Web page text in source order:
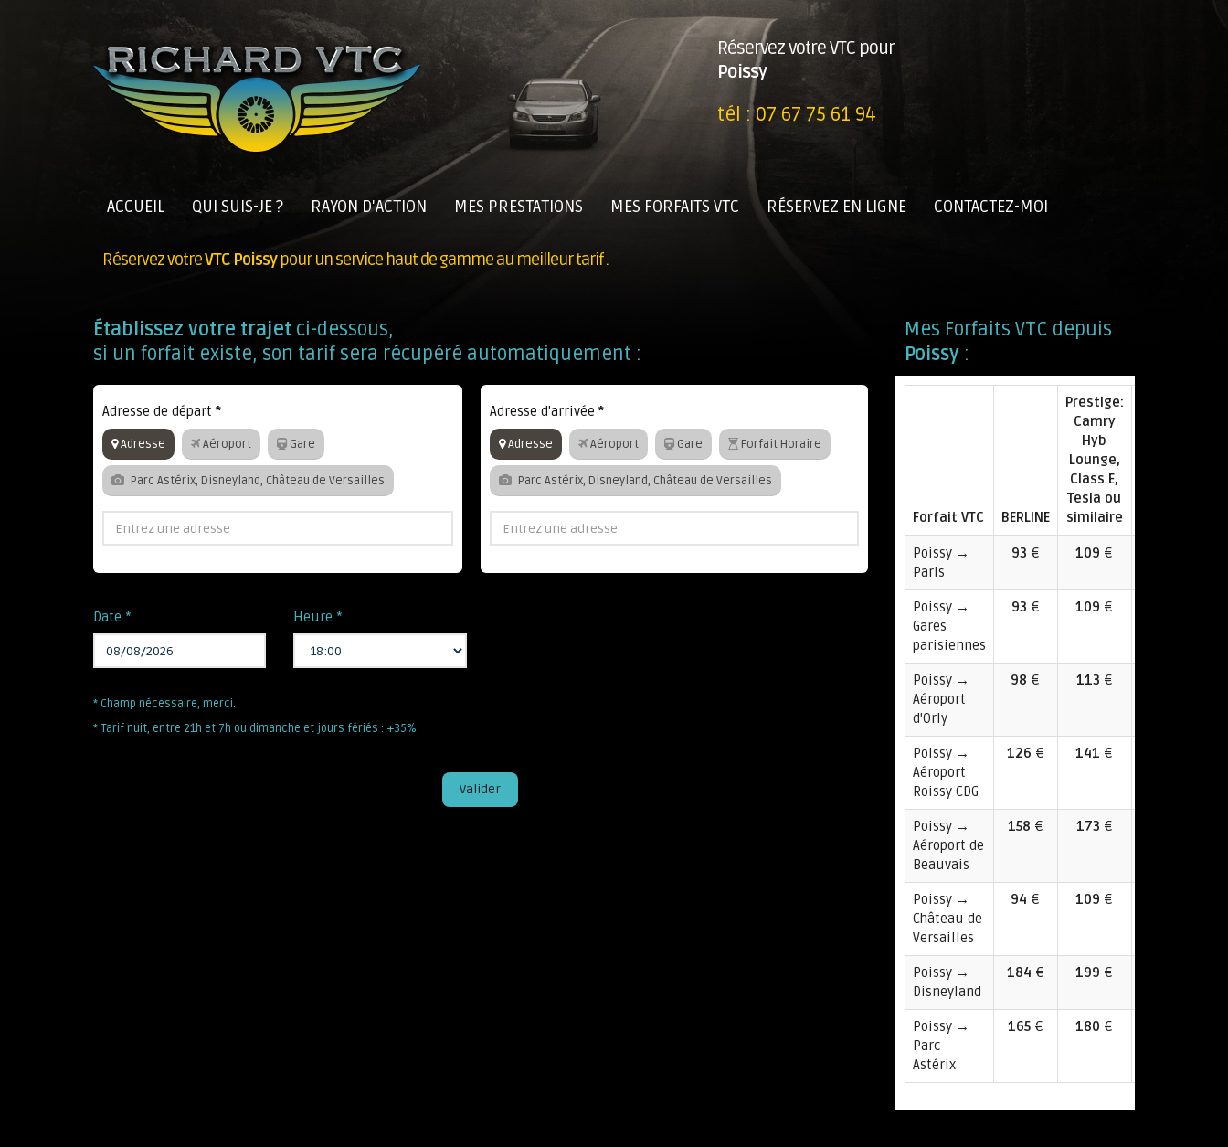
Réservez votre VTC pour
Poissy
tél :07 67 75 61 94
ACCUEIL QUI SUIS-JE ? RAYON D'ACTION MES PRESTATIONS MES FORFAITS VTC RÉSERVEZ EN LIGNE CONTACTEZ-MOI
Réservez votreVTC Poissypour un service haut de gamme au meilleur tarif .
Établissez votre trajet ci-dessous,
si un forfait existe, son tarif sera récupéré automatiquement :
Adresse de départ *
Adresse Aéroport Gare
Parc Astérix, Disneyland, Château de Versailles
Adresse d'arrivée *
Adresse Aéroport Gare Forfait Horaire
Parc Astérix, Disneyland, Château de Versailles
Date * Heure *
* Champ nécessaire, merci.
* Tarif nuit, entre 21h et 7h ou dimanche et jours fériés : +35%
Valider
Mes Forfaits VTC depuis
Poissy:
Forfait VTC BERLINE
Prestige:
Camry
Hyb
Lounge,
Class E,
Tesla ou
similaire
Poissy →
Paris
93 € 109 €
Poissy →
Gares
parisiennes
93 € 109 €
Poissy →
Aéroport
d'Orly
98 € 113 €
Poissy →
Aéroport
Roissy CDG
126 € 141 €
Poissy →
Aéroport de
Beauvais
158 € 173 €
Poissy →
Château de
Versailles
94 € 109 €
Poissy →
Disneyland
184 € 199 €
Poissy →
Parc
Astérix
165€ 180 €